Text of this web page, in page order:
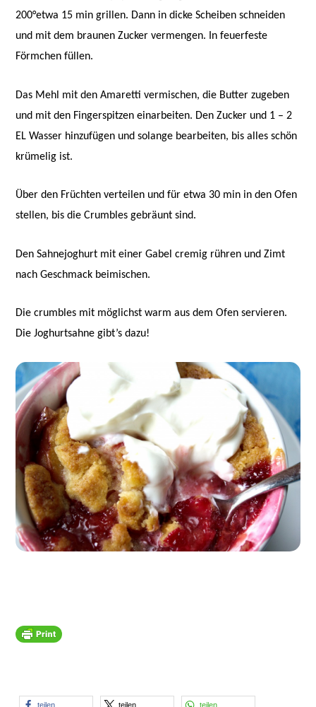
200°etwa 15 min grillen. Dann in dicke Scheiben schneiden
und mit dem braunen Zucker vermengen. In feuerfeste
Förmchen füllen.
Das Mehl mit den Amaretti vermischen, die Butter zugeben
und mit den Fingerspitzen einarbeiten. Den Zucker und 1 – 2
EL Wasser hinzufügen und solange bearbeiten, bis alles schön
krümelig ist.
Über den Früchten verteilen und für etwa 30 min in den Ofen
stellen, bis die Crumbles gebräunt sind.
Den Sahnejoghurt mit einer Gabel cremig rühren und Zimt
nach Geschmack beimischen.
Die crumbles mit möglichst warm aus dem Ofen servieren.
Die Joghurtsahne gibt’s dazu!
teilen teilen teilen